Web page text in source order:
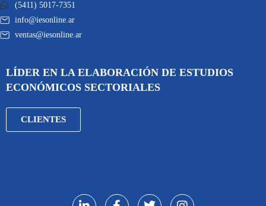
(5411) 5017-7351
info@iesonline.ar
ventas@iesonline.ar
LÍDER EN LA ELABORACIÓN DE ESTUDIOS
ECONÓMICOS SECTORIALES
CLIENTES